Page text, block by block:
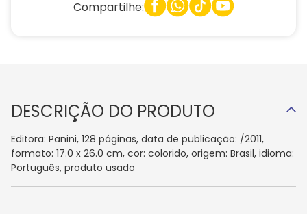
Compartilhe:
DESCRIÇÃO DO PRODUTO
Editora: Panini, 128 páginas, data de publicação: /2011,
formato: 17.0 x 26.0 cm, cor: colorido, origem: Brasil, idioma:
Português, produto usado